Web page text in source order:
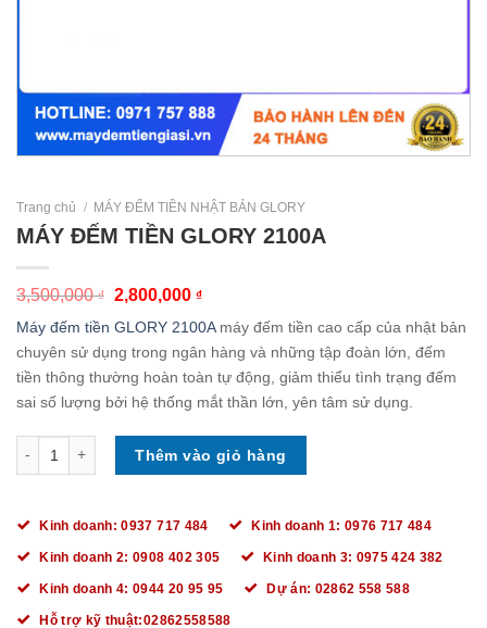
Trang chủ / MÁY ĐẾM TIỀN NHẬT BẢN GLORY
MÁY ĐẾM TIỀN GLORY 2100A
3,500,000₫ 2,800,000 ₫
Máy đếm tiền GLORY 2100Amáy đếm tiền cao cấp của nhật bản
chuyên sử dụng trong ngân hàng và những tập đoàn lớn, đếm
tiền thông thường hoàn toàn tự động, giảm thiểu tình trạng đếm
sai số lượng bởi hệ thống mắt thần lớn, yên tâm sử dụng.
MÁY ĐẾM TIỀN GLORY 2100A số lượng
Thêm vào giỏ hàng
Kinh doanh: 0937 717 484 Kinh doanh 1: 0976 717 484
Kinh doanh 2: 0908 402 305 Kinh doanh 3: 0975 424 382
Kinh doanh 4: 0944 20 95 95 Dự án: 02862 558 588
Hỗ trợ kỹ thuật:02862558588